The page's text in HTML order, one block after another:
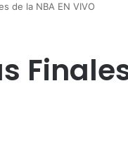
de la NBA EN VIVO